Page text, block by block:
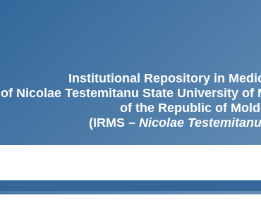
Institutional Repository in
of Nicolae Testemitanu State University of
of the Republic of
(IRMS – Nicolae Testemitanu